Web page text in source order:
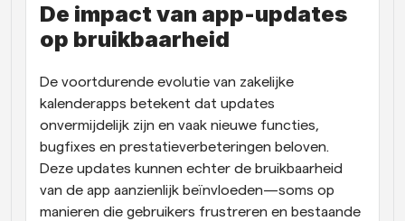
De impact van app-updates
op bruikbaarheid
De voortdurende evolutie van zakelijke
kalenderapps betekent dat updates
onvermijdelijk zijn en vaak nieuwe functies,
bugfixes en prestatieverbeteringen beloven.
Deze updates kunnen echter de bruikbaarheid
van de app aanzienlijk beïnvloeden—soms op
manieren die gebruikers frustreren en bestaande